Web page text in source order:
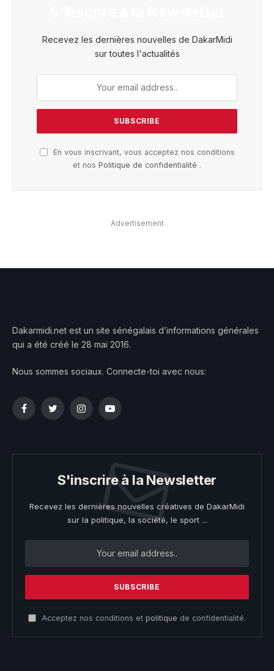
Recevez les dernières nouvelles de DakarMidi
sur toutes l'actualités
En vous inscrivant, vous acceptez nos conditions
et nos Politique de confidentialité .
Advertisement
Dakarmidi.net est un site sénégalais d’informations générales
qui a été créé le 28 mai 2016.
Nous sommes sociaux. Connecte-toi avec nous:
FacebookTwitterInstagramYouTube
S'inscrire à la Newsletter
Recevez les dernières nouvelles créatives de DakarMidi
sur la politique, la société, le sport ...
Acceptez nos conditions et politique de confidentialité.